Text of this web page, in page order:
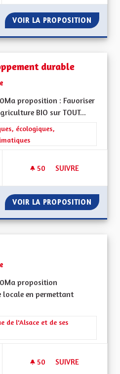
VOIR LA PROPOSITION
durable
proposition : Favoriser
BIO sur TOUT...
: Les transitions
écologiques,
50 50 ABONNÉS
SUIVRE
VOIR LA PROPOSITION
proposition
locale en permettant
: L'attractivité
de l'Alsace et de ses
50 50 ABONNÉS
SUIVRE